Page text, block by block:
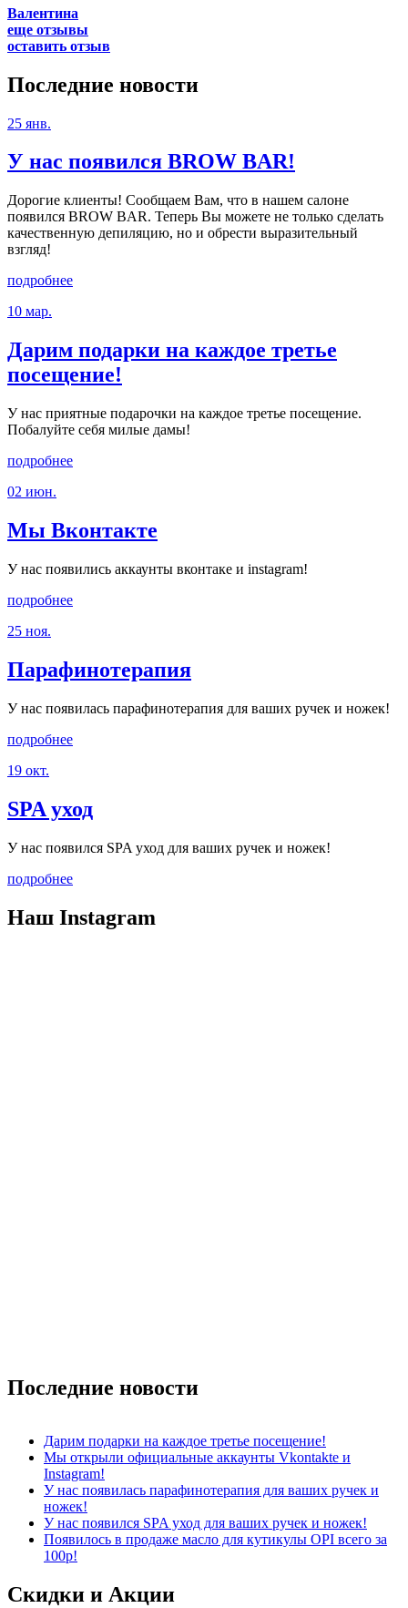
Валентина
еще отзывы
оставить отзыв
Последние новости
25 янв.
У нас появился BROW BAR!
Дорогие клиенты! Сообщаем Вам, что в нашем салоне
появился BROW BAR. Теперь Вы можете не только сделать
качественную депиляцию, но и обрести выразительный
взгляд!
подробнее
10 мар.
Дарим подарки на каждое третье
посещение!
У нас приятные подарочки на каждое третье посещение.
Побалуйте себя милые дамы!
подробнее
02 июн.
Мы Вконтакте
У нас появились аккаунты вконтаке и instagram!
подробнее
25 ноя.
Парафинотерапия
У нас появилась парафинотерапия для ваших ручек и ножек!
подробнее
19 окт.
SPA уход
У нас появился SPA уход для ваших ручек и ножек!
подробнее
Наш Instagram
Последние новости
Дарим подарки на каждое третье посещение!
Мы открыли официальные аккаунты Vkontakte и
Instagram!
У нас появилась парафинотерапия для ваших ручек и
ножек!
У нас появился SPA уход для ваших ручек и ножек!
Появилось в продаже масло для кутикулы OPI всего за
100р!
Скидки и Акции